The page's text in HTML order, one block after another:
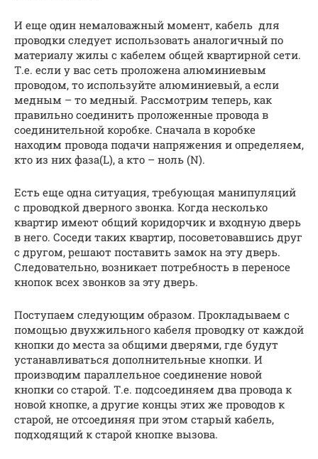
И еще один немаловажный момент, кабель для
проводки следует использовать аналогичный по
материалу жилы с кабелем общей квартирной сети.
Т.е. если у вас сеть проложена алюминиевым
проводом, то используйте алюминиевый, а если
медным – то медный. Рассмотрим теперь, как
правильно соединить проложенные провода в
соединительной коробке. Сначала в коробке
находим провода подачи напряжения и определяем,
кто из них фаза(L), а кто – ноль (N).
Есть еще одна ситуация, требующая манипуляций
с проводкой дверного звонка. Когда несколько
квартир имеют общий коридорчик и входную дверь
в него. Соседи таких квартир, посоветовавшись друг
с другом, решают поставить замок на эту дверь.
Следовательно, возникает потребность в переносе
кнопок всех звонков за эту дверь.
Поступаем следующим образом. Прокладываем с
помощью двухжильного кабеля проводку от каждой
кнопки до места за общими дверями, где будут
устанавливаться дополнительные кнопки. И
производим параллельное соединение новой
кнопки со старой. Т.е. подсоединяем два провода к
новой кнопке, а другие концы этих же проводов к
старой, не отсоединяя при этом старый кабель,
подходящий к старой кнопке вызова.